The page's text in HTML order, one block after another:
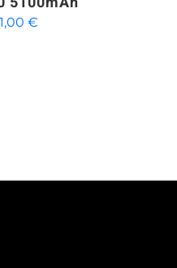
Alkuperäinen
1,00 €Nykyinen